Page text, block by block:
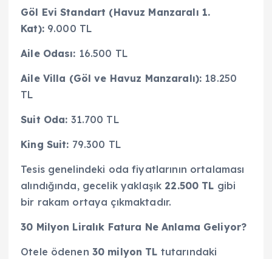
Göl Evi Standart (Havuz Manzaralı 1.
Kat):9.000 TL
Aile Odası: 16.500 TL
Aile Villa (Göl ve Havuz Manzaralı): 18.250
TL
Suit Oda: 31.700 TL
King Suit: 79.300 TL
Tesis genelindeki oda fiyatlarının ortalaması
alındığında, gecelik yaklaşık 22.500 TL gibi
bir rakam ortaya çıkmaktadır.
30 Milyon Liralık Fatura Ne Anlama Geliyor?
Otele ödenen 30 milyon TL tutarındaki